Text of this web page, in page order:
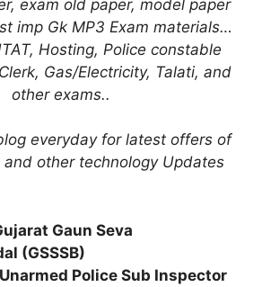
exam old paper, model paper
imp Gk MP3 Exam materials…
Hosting, Police constable
Gas/Electricity, Talati, and
other exams..
everyday for latest offers of
and other technology Updates
Gaun Seva
(GSSSB)
Unarmed Police Sub Inspector